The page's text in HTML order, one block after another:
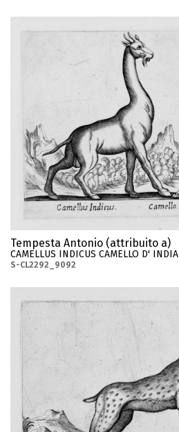
Tempesta Antonio (attribuito a)
CAMELLUS INDICUS CAMELLO D' INDIA
S-CL2292_9092